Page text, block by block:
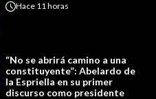
Hace 11 horas
“No se abrirá camino a una
constituyente”: Abelardo de
la Espriella en su primer
discurso como presidente